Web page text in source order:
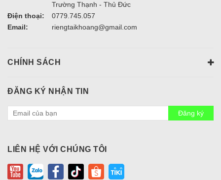
Trường Thạnh - Thủ Đức
Điện thoại:
0779.745.057
Email:
riengtaikhoang@gmail.com
CHÍNH SÁCH
ĐĂNG KÝ NHẬN TIN
Đăng ký
LIÊN HỆ VỚI CHÚNG TÔI